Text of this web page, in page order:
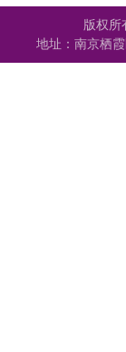
版权所
地址：南京栖